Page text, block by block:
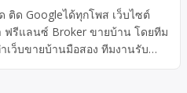
ด Googleได้ทุกโพส เว็บไซต์
รีแลนซ์ Broker ขายบ้าน โดยทีม
ว็บขายบ้านมือสอง ทีมงานรับทำ